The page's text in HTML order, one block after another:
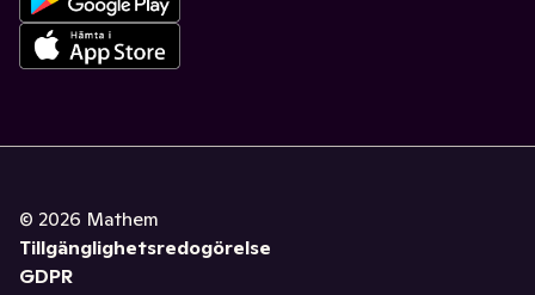
© 2026 Mathem
Tillgänglighetsredogörelse
GDPR